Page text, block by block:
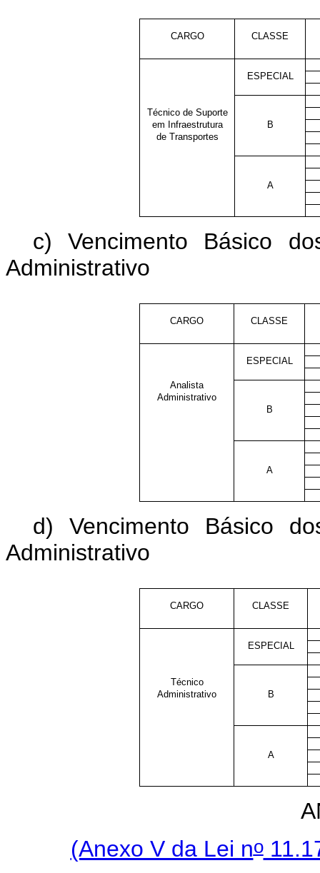
CARGO CLASSE
ESPECIAL
Técnico de Suporte
em Infraestrutura
B
de Transportes
A
c) Vencimento Básico
Administrativo
CARGO CLASSE
ESPECIAL
Analista
Administrativo
B
A
d) Vencimento Básico
Administrativo
CARGO CLASSE
ESPECIAL
Técnico
Administrativo
B
A
(Anexo V da Lei no